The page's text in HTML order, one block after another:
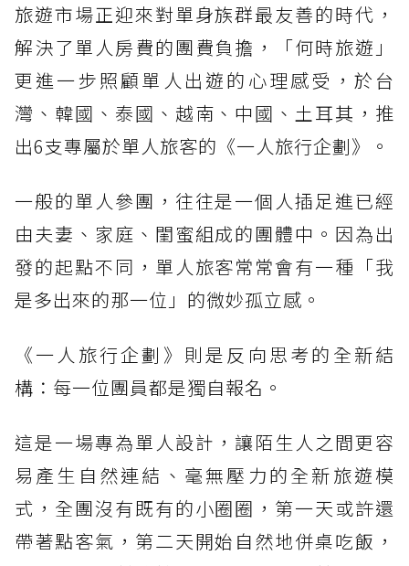
旅遊市場正迎來對單身族群最友善的時代，
解決了單人房費的團費負擔，「何時旅遊」
更進一步照顧單人出遊的心理感受，於台
灣、韓國、泰國、越南、中國、土耳其，推
出6支專屬於單人旅客的《一人旅行企劃》。
一般的單人參團，往往是一個人插足進已經
由夫妻、家庭、閨蜜組成的團體中。因為出
發的起點不同，單人旅客常常會有一種「我
是多出來的那一位」的微妙孤立感。
《一人旅行企劃》則是反向思考的全新結
構：每一位團員都是獨自報名。
這是一場專為單人設計，讓陌生人之間更容
易產生自然連結、毫無壓力的全新旅遊模
式，全團沒有既有的小圈圈，第一天或許還
帶著點客氣，第二天開始自然地併桌吃飯，